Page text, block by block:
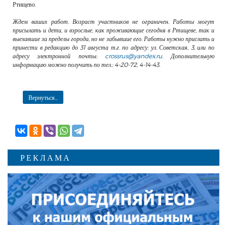
Ртищево.
Ждем ваших работ. Возраст участников не ограничен. Работы могут
присылать и дети, и взрослые, как проживающие сегодня в Ртищеве, так и
выехавшие за пределы города, но не забывшие его. Работы нужно прислать и
принести в редакцию до 31 августа т.г. по адресу: ул. Советская, 3, или по
адресу электронной почты: crossrus@yandex.ru. Дополнительную
информацию можно получить по тел.: 4-20-72, 4-14-43.
Вернуться...
РЕКЛАМА